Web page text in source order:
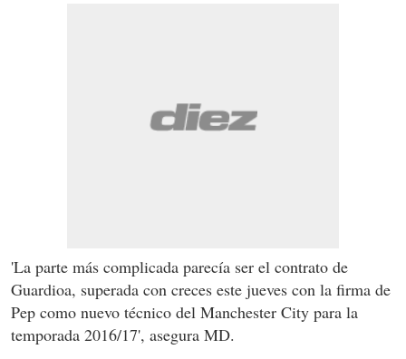
'La parte más complicada parecía ser el contrato de
Guardioa, superada con creces este jueves con la firma de
Pep como nuevo técnico del Manchester City para la
temporada 2016/17', asegura MD.